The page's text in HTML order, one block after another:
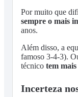
Por muito que
sempre o mais
anos.
Além disso, a
famoso 3-4-3).
técnico tem
Incerteza